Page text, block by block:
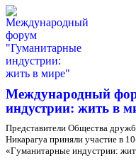
Международный
индустрии: жить в
Представители Общества
Никарагуа приняли участие в
«Гуманитарные индустрии: